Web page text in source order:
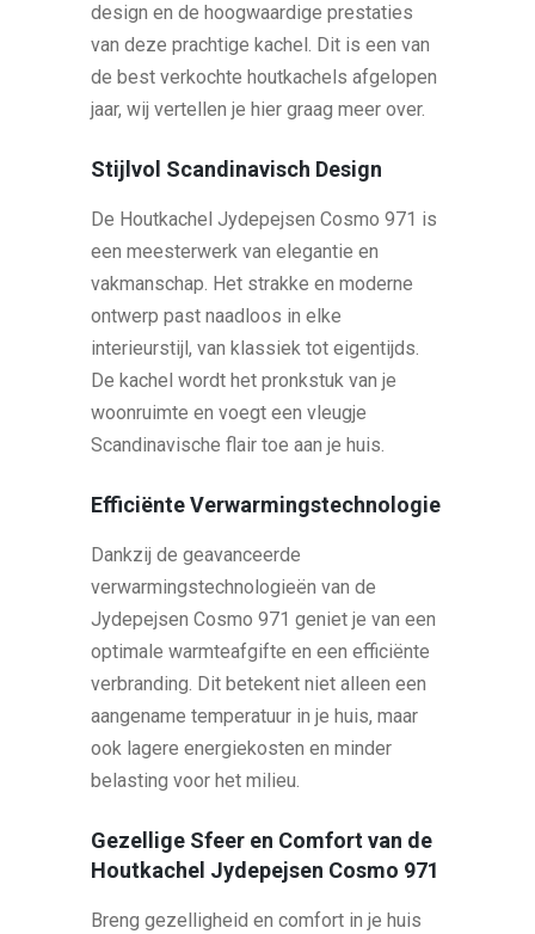
design en de hoogwaardige prestaties
van deze prachtige kachel. Dit is een van
de best verkochte houtkachels afgelopen
jaar, wij vertellen je hier graag meer over.
Stijlvol Scandinavisch Design
De Houtkachel Jydepejsen Cosmo 971 is
een meesterwerk van elegantie en
vakmanschap. Het strakke en moderne
ontwerp past naadloos in elke
interieurstijl, van klassiek tot eigentijds.
De kachel wordt het pronkstuk van je
woonruimte en voegt een vleugje
Scandinavische flair toe aan je huis.
Efficiënte Verwarmingstechnologie
Dankzij de geavanceerde
verwarmingstechnologieën van de
Jydepejsen Cosmo 971 geniet je van een
optimale warmteafgifte en een efficiënte
verbranding. Dit betekent niet alleen een
aangename temperatuur in je huis, maar
ook lagere energiekosten en minder
belasting voor het milieu.
Gezellige Sfeer en Comfort van de
Houtkachel Jydepejsen Cosmo 971
Breng gezelligheid en comfort in je huis